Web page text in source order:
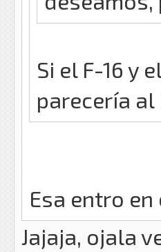
Si el F-16 y
parecería al
Esa entro
Jajaja, ojala